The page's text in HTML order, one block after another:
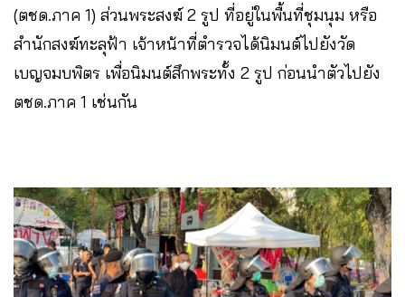
(ตชด.ภาค 1) ส่วนพระสงฆ์ 2 รูป ที่อยู่ในพื้นที่ชุมนุม หรือ
สำนักสงฆ์ทะลุฟ้า เจ้าหน้าที่ตำรวจได้นิมนต์ไปยังวัด
เบญจมบพิตร เพื่อนิมนต์สึกพระทั้ง 2 รูป ก่อนนำตัวไปยัง
ตชด.ภาค 1 เช่นกัน